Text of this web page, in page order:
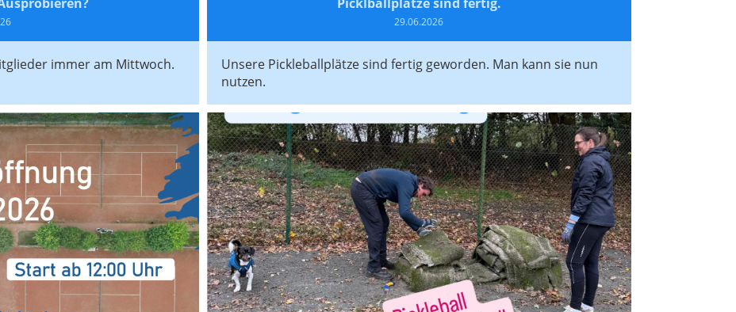
immer am Mittwoch.
29.06.2026
Unsere Pickleballplätze sind fertig geworden. Man kann sie nun
nutzen.